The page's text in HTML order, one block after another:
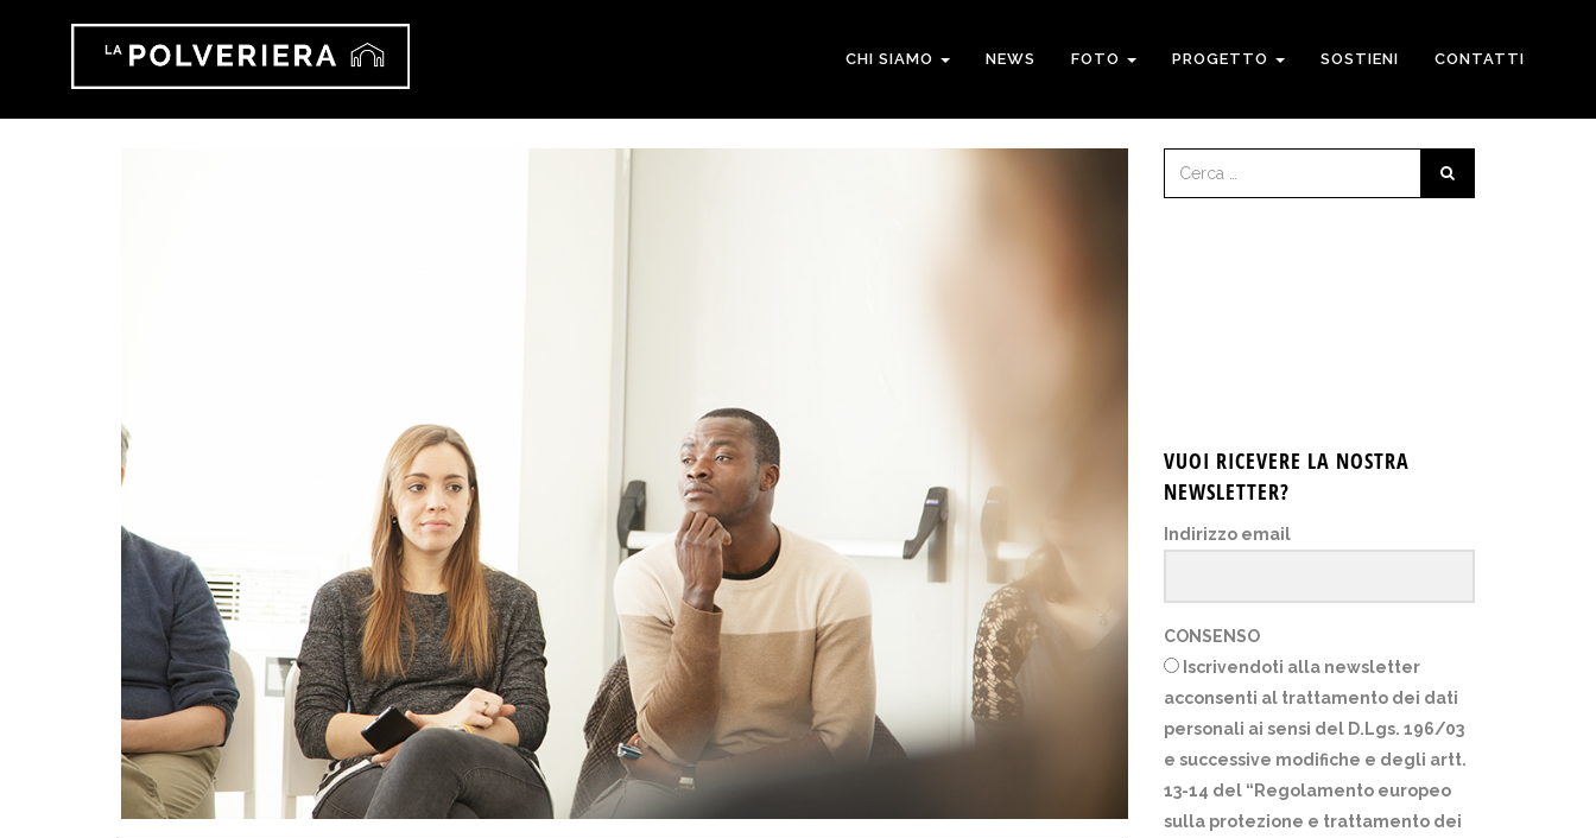
CHI SIAMO NEWS FOTO PROGETTO SOSTIENI CONTATTI
VUOI RICEVERE LA NOSTRA
NEWSLETTER?
Indirizzo email
CONSENSO
Iscrivendoti alla newsletter
acconsenti al trattamento dei dati
personali ai sensi del D.Lgs. 196/03
e successive modifiche e degli artt.
13-14 del “Regolamento europeo
sulla protezione e trattamento dei